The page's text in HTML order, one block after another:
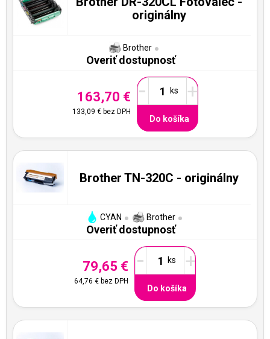
originálny
Brother
Overiť dostupnosť
163,70 €
133,09 €bez DPH
- +
Do košíka
Brother TN-320C - originálny
CYAN Brother
Overiť dostupnosť
79,65 €
64,76 € bez DPH
- +
Do košíka